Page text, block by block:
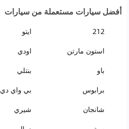
أفضل سيارات مستعملة من سيارات
212 ايتو
استون مارتن
اودي
باو
بنتلي
برابوس
بي واي دي
شانجان
شيري